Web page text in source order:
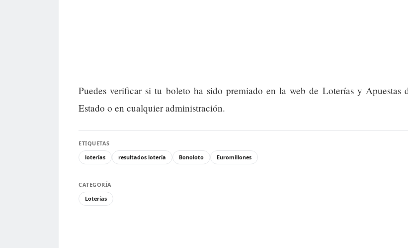
Puedes verificar si tu boleto ha sido premiado en la web de Loterías y Apuestas
Estado o en cualquier administración.
ETIQUETAS
loterías
resultados lotería Bonoloto Euromillones
CATEGORÍA
Loterías